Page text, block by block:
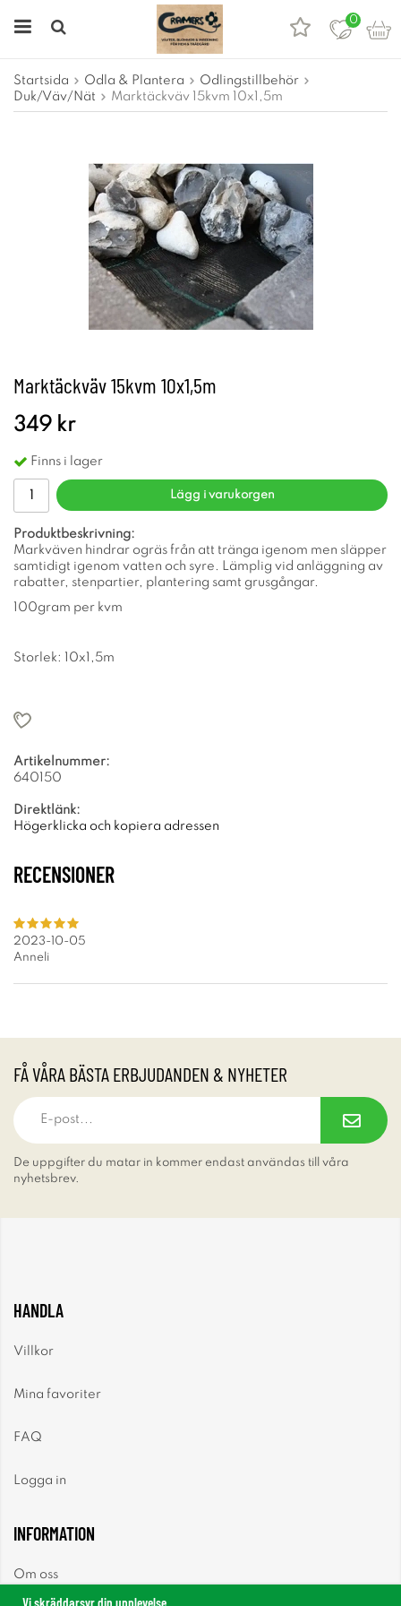
0
Startsida Odla & Plantera
Odlingstillbehör
Duk/Väv/Nät
Marktäckväv 15kvm 10x1,5m
Marktäckväv 15kvm 10x1,5m
349 kr
Finns i lager
Lägg i varukorgen
Produktbeskrivning:
Markväven hindrar ogräs från att tränga igenom men släpper
samtidigt igenom vatten och syre. Lämplig vid anläggning av
rabatter, stenpartier, plantering samt grusgångar.
100gram per kvm
Storlek: 10x1,5m
Artikelnummer:
640150
Direktlänk:
Högerklicka och kopiera adressen
RECENSIONER
2023-10-05
Anneli
FÅ VÅRA BÄSTA ERBJUDANDEN & NYHETER
De uppgifter du matar in kommer endast användas till våra
nyhetsbrev.
HANDLA
Villkor
Mina favoriter
FAQ
Logga in
INFORMATION
Om oss
Vi skräddarsyr din upplevelse